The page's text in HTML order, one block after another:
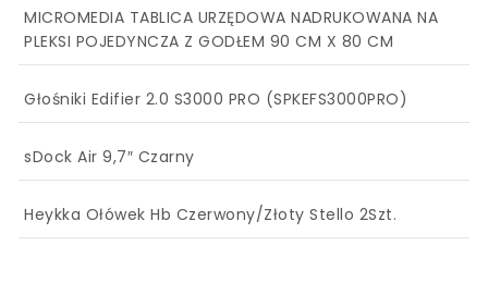
MICROMEDIA TABLICA URZĘDOWA NADRUKOWANA NA
PLEKSI POJEDYNCZA Z GODŁEM 90 CM X 80 CM
Głośniki Edifier 2.0 S3000 PRO (SPKEFS3000PRO)
sDock Air 9,7″ Czarny
Heykka Ołówek Hb Czerwony/Złoty Stello 2Szt.